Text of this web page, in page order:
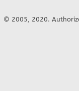
© 2005, 2020.